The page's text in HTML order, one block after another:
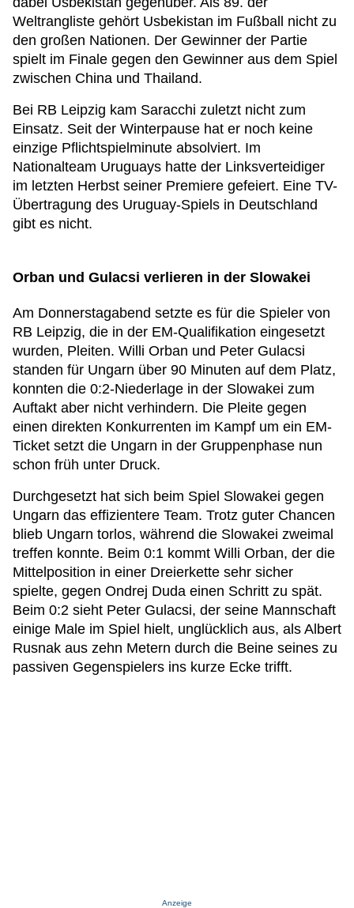
Weltrangliste gehört Usbekistan im Fußball nicht zu
den großen Nationen. Der Gewinner der Partie
spielt im Finale gegen den Gewinner aus dem Spiel
zwischen China und Thailand.
Bei RB Leipzig kam Saracchi zuletzt nicht zum
Einsatz. Seit der Winterpause hat er noch keine
einzige Pflichtspielminute absolviert. Im
Nationalteam Uruguays hatte der Linksverteidiger
im letzten Herbst seiner Premiere gefeiert. Eine TV-
Übertragung des Uruguay-Spiels in Deutschland
gibt es nicht.
Orban und Gulacsi verlieren in der Slowakei
Am Donnerstagabend setzte es für die Spieler von
RB Leipzig, die in der EM-Qualifikation eingesetzt
wurden, Pleiten. Willi Orban und Peter Gulacsi
standen für Ungarn über 90 Minuten auf dem Platz,
konnten die 0:2-Niederlage in der Slowakei zum
Auftakt aber nicht verhindern. Die Pleite gegen
einen direkten Konkurrenten im Kampf um ein EM-
Ticket setzt die Ungarn in der Gruppenphase nun
schon früh unter Druck.
Durchgesetzt hat sich beim Spiel Slowakei gegen
Ungarn das effizientere Team. Trotz guter Chancen
blieb Ungarn torlos, während die Slowakei zweimal
treffen konnte. Beim 0:1 kommt Willi Orban, der die
Mittelposition in einer Dreierkette sehr sicher
spielte, gegen Ondrej Duda einen Schritt zu spät.
Beim 0:2 sieht Peter Gulacsi, der seine Mannschaft
einige Male im Spiel hielt, unglücklich aus, als Albert
Rusnak aus zehn Metern durch die Beine seines zu
passiven Gegenspielers ins kurze Ecke trifft.
Anzeige